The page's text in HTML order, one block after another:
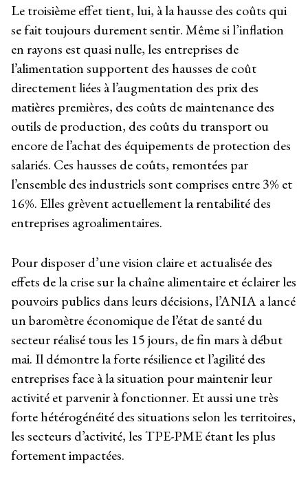
Le troisième effet tient, lui, à la hausse des coûts qui
se fait toujours durement sentir. Même si l’inflation
en rayons est quasi nulle, les entreprises de
l’alimentation supportent des hausses de coût
directement liées à l’augmentation des prix des
matières premières, des coûts de maintenance des
outils de production, des coûts du transport ou
encore de l’achat des équipements de protection des
salariés. Ces hausses de coûts, remontées par
l’ensemble des industriels sont comprises entre 3% et
16%. Elles grèvent actuellement la rentabilité des
entreprises agroalimentaires.
Pour disposer d’une vision claire et actualisée des
effets de la crise sur la chaîne alimentaire et éclairer les
pouvoirs publics dans leurs décisions, l’ANIA a lancé
un baromètre économique de l’état de santé du
secteur réalisé tous les 15 jours, de fin mars à début
mai. Il démontre la forte résilience et l’agilité des
entreprises face à la situation pour maintenir leur
activité et parvenir à fonctionner. Et aussi une très
forte hétérogénéité des situations selon les territoires,
les secteurs d’activité, les TPE-PME étant les plus
fortement impactées.